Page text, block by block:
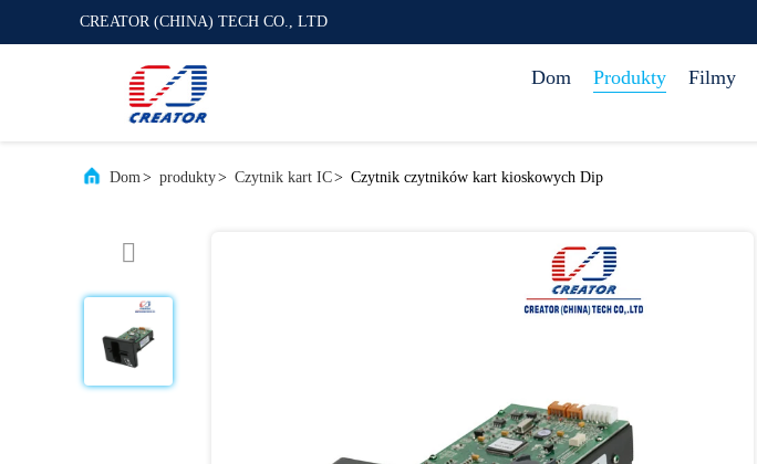
CREATOR (CHINA) TECH CO., LTD
Dom Produkty Filmy
Dom> produkty> Czytnik kart IC> Czytnik czytników kart kioskowych Dip